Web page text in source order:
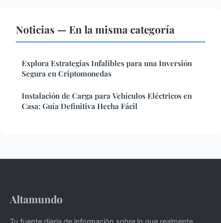
Noticias — En la misma categoría
Explora Estrategias Infalibles para una Inversión
Segura en Criptomonedas
Instalación de Carga para Vehículos Eléctricos en
Casa: Guía Definitiva Hecha Fácil
Altamundo